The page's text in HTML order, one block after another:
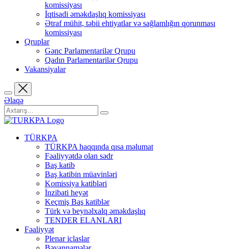
komissiyası
İqtisadi əməkdaşlıq komissiyası
Ətraf mühit, təbii ehtiyatlar və sağlamlığın qorunması
komissiyası
Qruplar
Gənc Parlamentarilər Qrupu
Qadın Parlamentarilər Qrupu
Vakansiyalar
Əlaqə
TÜRKPA
TÜRKPA haqqında qısa məlumat
Fəaliyyətdə olan sədr
Baş katib
Baş katibin müavinləri
Komissiya katibləri
İnzibati heyət
Keçmiş Baş katiblər
Türk və beynəlxalq əməkdaşlıq
TENDER ELANLARI
Fəaliyyət
Plenar iclaslar